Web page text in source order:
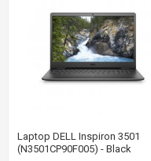
Laptop DELL Inspiron 3501
(N3501CP90F005) - Black